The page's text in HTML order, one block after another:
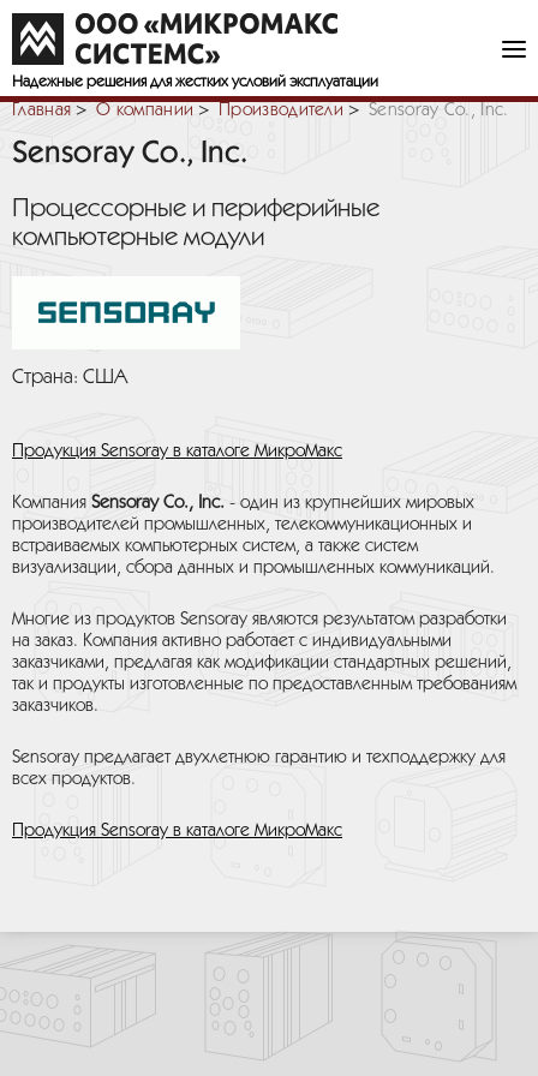
Надежные решения для жестких условий эксплуатации
Главная О компании Производители Sensoray Co., Inc.
Sensoray Co., Inc.
Процессорные и периферийные
компьютерные модули
Страна: США
Продукция Sensoray в каталоге МикроМакс
Компания Sensoray Co., Inc. - один из крупнейших мировых
производителей промышленных, телекоммуникационных и
встраиваемых компьютерных систем, а также систем
визуализации, сбора данных и промышленных коммуникаций.
Многие из продуктов Sensoray являются результатом разработки
на заказ. Компания активно работает с индивидуальными
заказчиками, предлагая как модификации стандартных решений,
так и продукты изготовленные по предоставленным требованиям
заказчиков.
Sensoray предлагает двухлетнюю гарантию и техподдержку для
всех продуктов.
Продукция Sensoray в каталоге МикроМакс